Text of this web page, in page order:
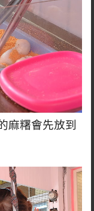
麻糬會先放到